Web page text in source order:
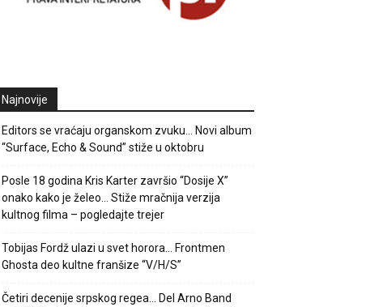
Najnovije
Editors se vraćaju organskom zvuku… Novi album
“Surface, Echo & Sound” stiže u oktobru
Posle 18 godina Kris Karter završio “Dosije X”
onako kako je želeo… Stiže mračnija verzija
kultnog filma – pogledajte trejer
Tobijas Fordž ulazi u svet horora… Frontmen
Ghosta deo kultne franšize “V/H/S”
Četiri decenije srpskog regea… Del Arno Band